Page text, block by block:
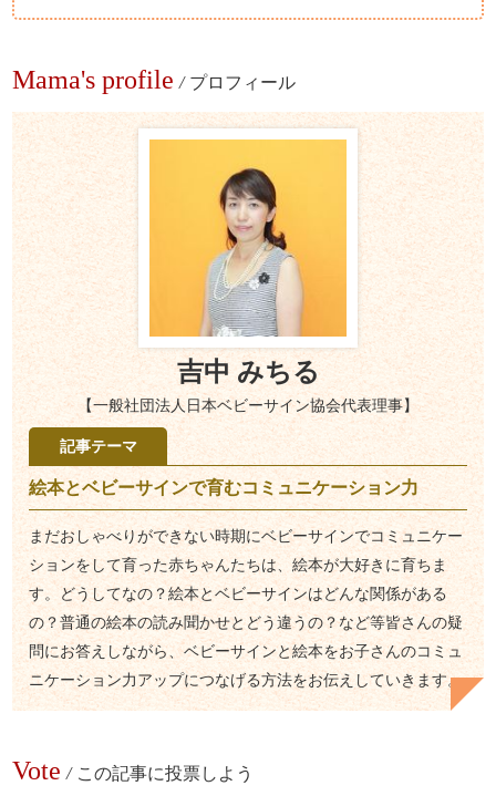
Mama's profile / プロフィール
吉中 みちる
【一般社団法人日本ベビーサイン協会代表理事】
記事テーマ
絵本とベビーサインで育むコミュニケーション力
まだおしゃべりができない時期にベビーサインでコミュニケー
ションをして育った赤ちゃんたちは、絵本が大好きに育ちま
す。どうしてなの？絵本とベビーサインはどんな関係がある
の？普通の絵本の読み聞かせとどう違うの？など等皆さんの疑
問にお答えしながら、ベビーサインと絵本をお子さんのコミュ
ニケーション力アップにつなげる方法をお伝えしていきます。
Vote / この記事に投票しよう